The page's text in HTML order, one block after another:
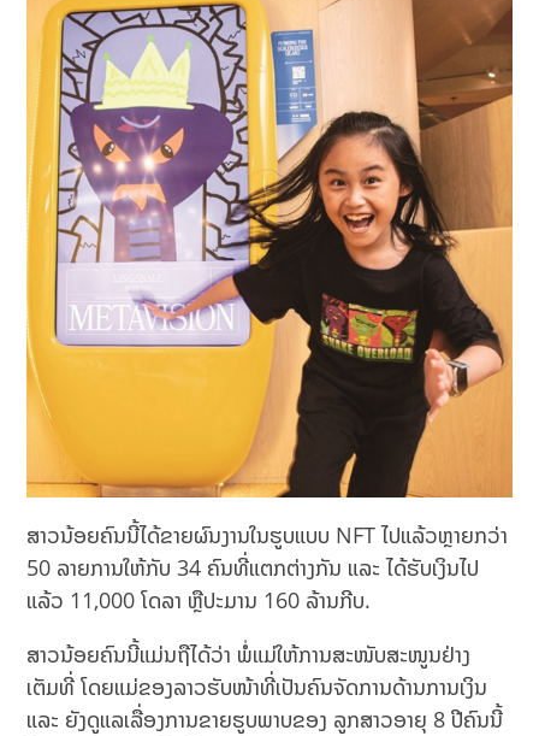
ສາວນ້ອຍຄົນນີ້ໄດ້ຂາຍຜົນງານໃນຮູບແບບ NFT ໄປແລ້ວຫຼາຍກວ່າ
50 ລາຍການໃຫ້ກັບ 34 ຄົນທີ່ແຕກຕ່າງກັນ ແລະ ໄດ້ຮັບເງິນໄປ
ແລ້ວ 11,000 ໂດລາ ຫຼືປະມານ 160 ລ້ານກີບ.
ສາວນ້ອຍຄົນນີ້ແມ່ນຖືໄດ້ວ່າ ພໍ່ແມ່ໃຫ້ການສະໜັບສະໜູນຢ່າງ
ເຕັມທີ່ ໂດຍແມ່ຂອງລາວຮັບໜ້າທີ່ເປັນຄົນຈັດການດ້ານການເງິນ
ແລະ ຍັງດູແລເລື່ອງການຂາຍຮູບພາບຂອງ ລູກສາວອາຍຸ 8 ປີຄົນນີ້